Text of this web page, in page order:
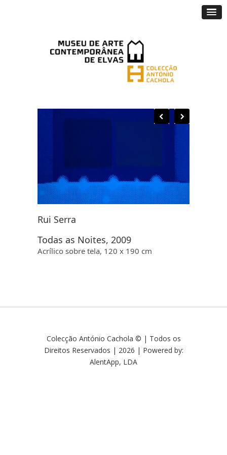
Rui Serra
Todas as Noites, 2009
Acrílico sobre tela, 120 x 190 cm
Colecção António Cachola © | Todos os
Direitos Reservados | 2026 | Powered by:
AlentApp, LDA